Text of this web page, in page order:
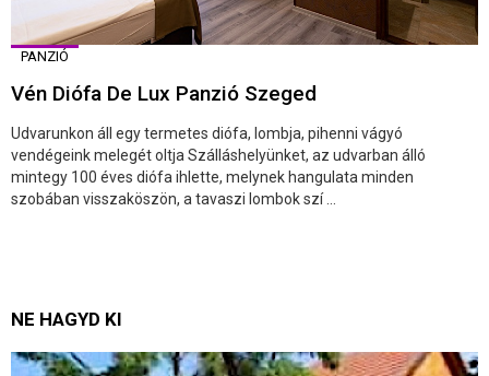
PANZIÓ
Vén Diófa De Lux Panzió Szeged
Udvarunkon áll egy termetes diófa, lombja, pihenni vágyó
vendégeink melegét oltja Szálláshelyünket, az udvarban álló
mintegy 100 éves diófa ihlette, melynek hangulata minden
szobában visszaköszön, a tavaszi lombok szí ...
NE HAGYD KI